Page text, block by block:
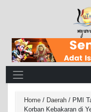
Main Navigation
Home / Daerah / PMI
Korban Kebakaran di